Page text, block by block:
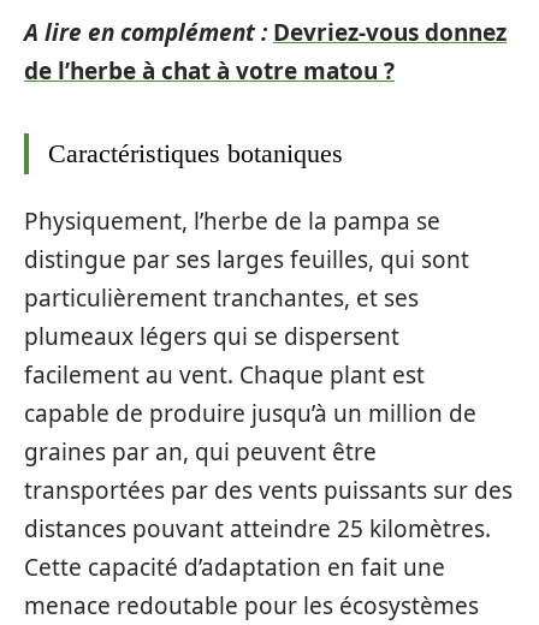
A lire en complément : Devriez-vous donnez
de l’herbe à chat à votre matou ?
Caractéristiques botaniques
Physiquement, l’herbe de la pampa se
distingue par ses larges feuilles, qui sont
particulièrement tranchantes, et ses
plumeaux légers qui se dispersent
facilement au vent. Chaque plant est
capable de produire jusqu’à un million de
graines par an, qui peuvent être
transportées par des vents puissants sur des
distances pouvant atteindre 25 kilomètres.
Cette capacité d’adaptation en fait une
menace redoutable pour les écosystèmes